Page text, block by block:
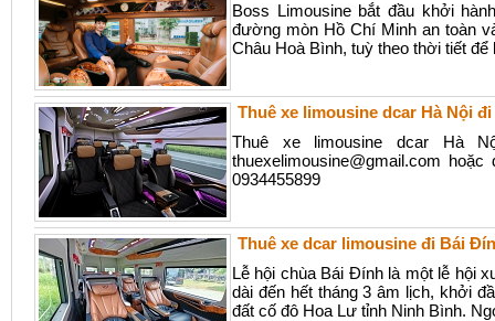
Boss Limousine bắt đầu khởi
đường mòn Hồ Chí Minh an toàn
Châu Hoà Bình, tuỳ theo thời tiết
Thuê xe limousine dcar Hà Nội
Thuê xe limousine dcar Hà
thuexelimousine@gmail.com
0934455899
Thuê xe dcar limousine đi Bái
Lễ hội chùa Bái Đính là một lễ hội
dài đến hết tháng 3 âm lịch, khởi
đất cố đô Hoa Lư tỉnh Ninh Bình.